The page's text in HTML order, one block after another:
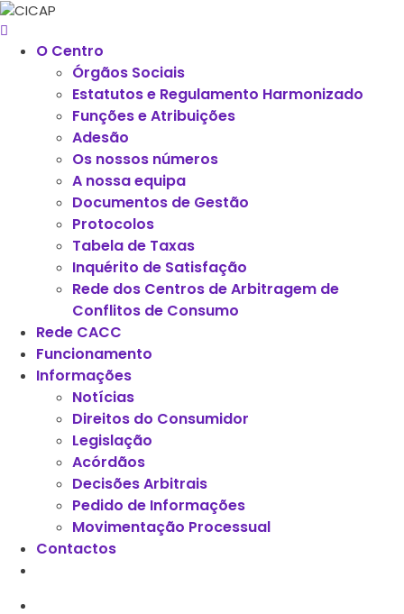
O Centro
Órgãos Sociais
Estatutos e Regulamento Harmonizado
Funções e Atribuições
Adesão
Os nossos números
A nossa equipa
Documentos de Gestão
Protocolos
Tabela de Taxas
Inquérito de Satisfação
Rede dos Centros de Arbitragem de
Conflitos de Consumo
Rede CACC
Funcionamento
Informações
Notícias
Direitos do Consumidor
Legislação
Acórdãos
Decisões Arbitrais
Pedido de Informações
Movimentação Processual
Contactos